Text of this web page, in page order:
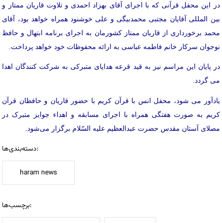
در این محفل قرآنی که با اجرای آقای بهزاد احمدی و تلاوت قاریان ممتاز و
بین المللی آقایان مجتبی محمدبیگی و علی خوشنود همراه خواهد بود، آقای
محمد برخورداری از قاریان ممتاز کشورمان به اجرای برنامه ابتهال و حافظ
نوجوان سرکار خانم فاطمه عباسی به ارائه محفوظات خود خواهد پرداخت.
در پایان این مراسم نیز به قید قرعه هدایای متبرکی به شرکت کنندگان اهدا
می گردد.
یادآور می‌ شود، محفل انس با قرآن کریم با حضور قاریان و حافظان قرآن
کریم به صورت هفتگی همراه با اجرای مسابقه و اهداء جوایز متبرک در
مصلای آستان مقدس حضرت عبدالعظیم علیه السّلام برگزار می‌شود.
دسته‌بندی‌ها:
haram news
برچسب‌ها: